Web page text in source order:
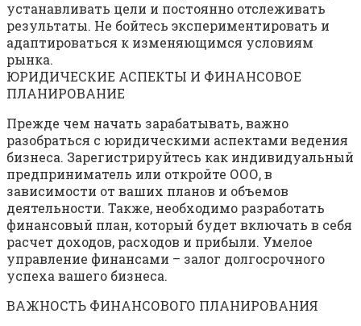
устанавливать цели и постоянно отслеживать
результаты. Не бойтесь экспериментировать и
адаптироваться к изменяющимся условиям
рынка.
ЮРИДИЧЕСКИЕ АСПЕКТЫ И ФИНАНСОВОЕ
ПЛАНИРОВАНИЕ
Прежде чем начать зарабатывать, важно
разобраться с юридическими аспектами ведения
бизнеса. Зарегистрируйтесь как индивидуальный
предприниматель или откройте ООО, в
зависимости от ваших планов и объемов
деятельности. Также, необходимо разработать
финансовый план, который будет включать в себя
расчет доходов, расходов и прибыли. Умелое
управление финансами – залог долгосрочного
успеха вашего бизнеса.
ВАЖНОСТЬ ФИНАНСОВОГО ПЛАНИРОВАНИЯ